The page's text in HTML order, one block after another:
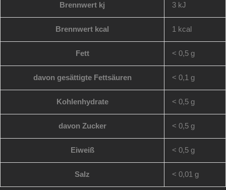
Brennwert kj 3 kJ
Brennwert kcal 1 kcal
Fett < 0,5 g
davon gesättigte Fettsäuren < 0,1 g
Kohlenhydrate < 0,5 g
davon Zucker < 0,5 g
Eiweiß < 0,5 g
Salz < 0,01 g